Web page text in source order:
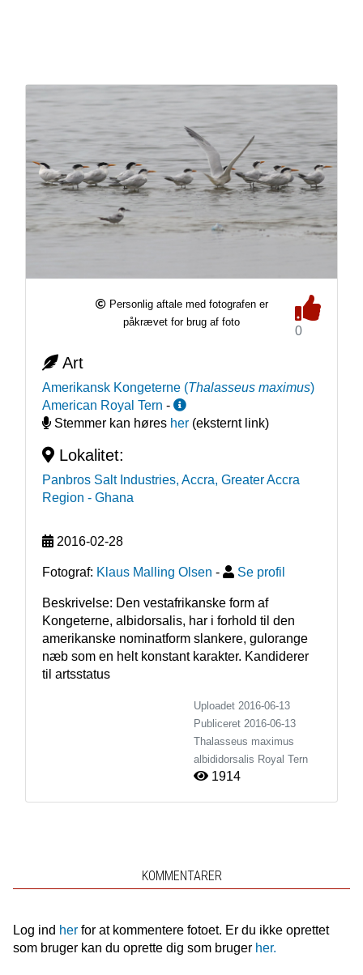
Personlig aftale med fotografen er
påkrævet for brug af foto
0
Art
Amerikansk Kongeterne (Thalasseus maximus)
American Royal Tern -
Stemmer kan høres her(eksternt link)
Lokalitet:
Panbros Salt Industries, Accra, Greater Accra
Region - Ghana
2016-02-28
Fotograf: Klaus Malling Olsen - Se profil
Beskrivelse: Den vestafrikanske form af
Kongeterne, albidorsalis, har i forhold til den
amerikanske nominatform slankere, gulorange
næb som en helt konstant karakter. Kandiderer
til artsstatus
Uploadet 2016-06-13
Publiceret 2016-06-13
Thalasseus maximus
albididorsalis Royal Tern
1914
KOMMENTARER
Log ind herfor at kommentere fotoet. Er du ikke oprettet
som bruger kan du oprette dig som bruger her.